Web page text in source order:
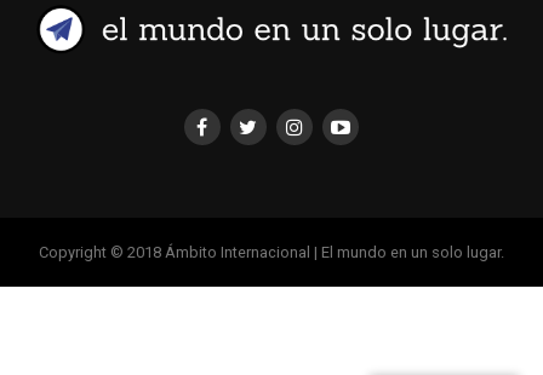
Copyright © 2018 Ámbito Internacional | El mundo en un solo lugar.